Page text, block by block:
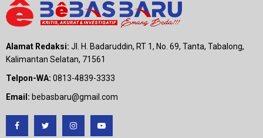
Alamat Redaksi: Jl. H. Badaruddin, RT 1, No. 69, Tanta, Tabalong,
Kalimantan Selatan, 71561
Telpon-WA: 0813-4839-3333
Email: bebasbaru@gmail.com